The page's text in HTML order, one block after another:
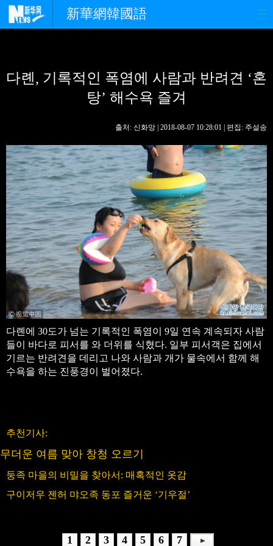
新華網韓國語
경제 사회 포토
핫 TV
생생 중국어
다롄, 기록적인 폭염에 사람과 반려견 ‘혼
탕’ 해수욕 즐겨
출처: 신화망 | 2018-08-07 10:28:01 | 편집: 주설송
다롄에 30도가 넘는 기록적인 폭염이 9일 연속 계속되자 사람
들이 바다로 피서를 와 더위를 식혔다. 일부 피서객은 집에서
기르는 반려견을 데리고 나와 사람과 개가 물속에서 함께 해
수욕을 하는 진풍경이 벌어졌다.
추천기사:
무더운 여름 맞아 창청 오르기
둥족 마을의 비밀을 찾아서: 매혹적인 옷감
구이저우 젠허 먀오족 동포 즐거운 ‘기우절’
1 2 3 4 5 6 7